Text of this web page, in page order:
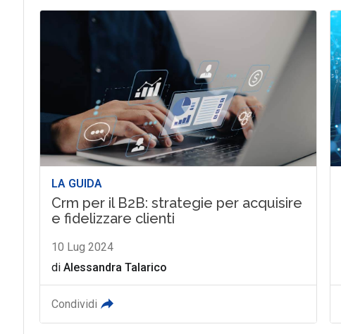
LA GUIDA
Crm per il B2B: strategie per acquisire
e fidelizzare clienti
10 Lug 2024
di Alessandra Talarico
Condividi